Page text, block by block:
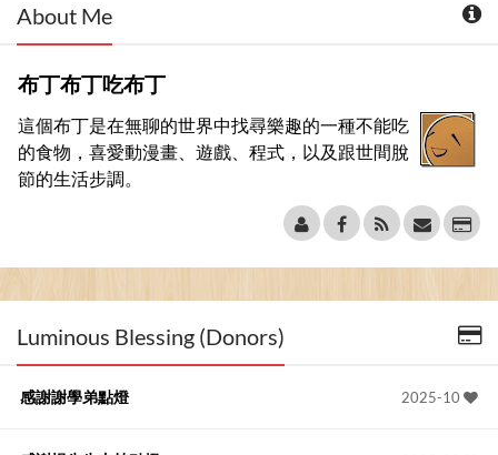
About Me
布丁布丁吃布丁
這個布丁是在無聊的世界中找尋樂趣的一種不能吃
的食物，喜愛動漫畫、遊戲、程式，以及跟世間脫
節的生活步調。
Luminous Blessing (Donors)
2025-10
感謝謝學弟點燈